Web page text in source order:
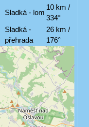
Sladká - lom
10 km /
334°
Sladká -
přehrada
26 km /
176°